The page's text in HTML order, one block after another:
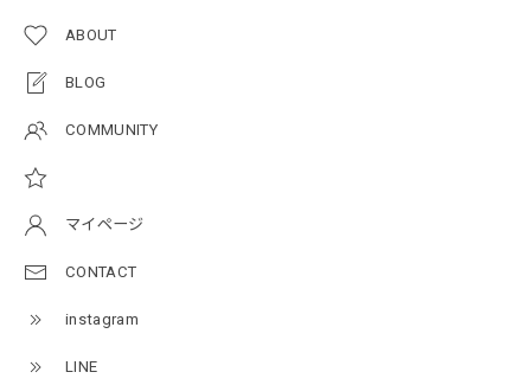
ABOUT
BLOG
COMMUNITY
マイページ
CONTACT
instagram
LINE
があり大切な、ロッドを守りながら、しっかりと固定してま